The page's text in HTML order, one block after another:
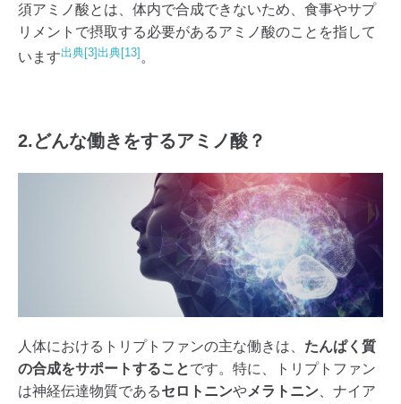
須アミノ酸とは、体内で合成できないため、食事やサプ
リメントで摂取する必要があるアミノ酸のことを指して
います出典[3]出典[13] 。
2.どんな働きをするアミノ酸？
人体におけるトリプトファンの主な働きは、 たんぱく質
の合成をサポートすることです。特に、トリプトファン
は神経伝達物質であるセロトニンやメラトニン 、ナイア